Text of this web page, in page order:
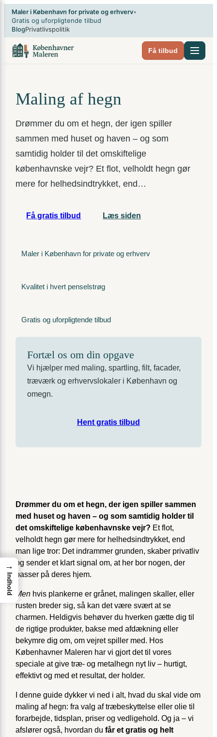
Spring
indhold
Maler i København for private og erhverv•
Gratis og uforpligtende tilbud
BlogPrivatlivspolitik
Få tilbud
Maling af hegn
Drømmer du om et hegn, der igen spiller
sammen med huset og haven – og som
samtidig holder til det omskiftelige
københavnske vejr? Et flot, velholdt hegn gør
mere for helhedsindtrykket, end…
Få gratis tilbud Læs siden
Maler i København for private og erhverv
Kvalitet i hvert penselstrøg
Gratis og uforpligtende tilbud
Fortæl os om din opgave
Vi hjælper med maling, spartling, filt, facader,
træværk og erhvervslokaler i København og
omegn.
Hent gratis tilbud
Drømmer du om et hegn, der igen spiller sammen
med huset og haven – og som samtidig holder til
det omskiftelige københavnske vejr? Et flot,
velholdt hegn gør mere for helhedsindtrykket, end
man lige tror: Det indrammer grunden, skaber privatliv
og sender et klart signal om, at her bor nogen, der
passer på deres hjem.
Men hvis plankerne er grånet, malingen skaller, eller
rusten breder sig, så kan det være svært at se
charmen. Heldigvis behøver du hverken gætte dig til
de rigtige produkter, bakse med afdækning eller
bekymre dig om, om vejret spiller med. Hos
Københavner Maleren har vi gjort det til vores
speciale at give træ- og metalhegn nyt liv – hurtigt,
effektivt og med et resultat, der holder.
I denne guide dykker vi ned i alt, hvad du skal vide om
maling af hegn: fra valg af træbeskyttelse eller olie til
forarbejde, tidsplan, priser og vedligehold. Og ja – vi
afslører også, hvordan du får et gratis og helt
→
Indhold